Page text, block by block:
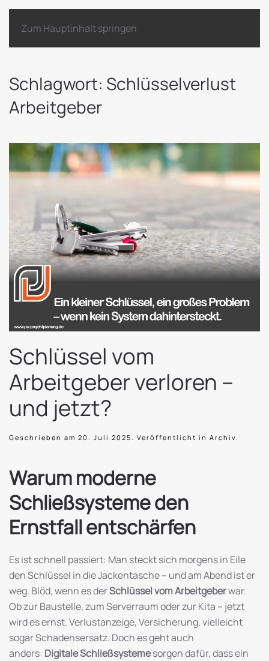
Zum Hauptinhalt springen
Schlagwort: Schlüsselverlust
Arbeitgeber
Schlüssel vom
Arbeitgeber verloren –
und jetzt?
Geschrieben am 20. Juli 2025 . Veröffentlicht in Archiv
Warum moderne
Schließsysteme den
Ernstfall entschärfen
Es ist schnell passiert: Man steckt sich morgens in Eile
den Schlüssel in die Jackentasche – und am Abend ist er
weg. Blöd, wenn es derSchlüssel vom Arbeitgeberwar.
Ob zur Baustelle, zum Serverraum oder zur Kita – jetzt
wird es ernst. Verlustanzeige, Versicherung, vielleicht
sogar Schadensersatz. Doch es geht auch
anders: Digitale Schließsystemesorgen dafür, dass ein